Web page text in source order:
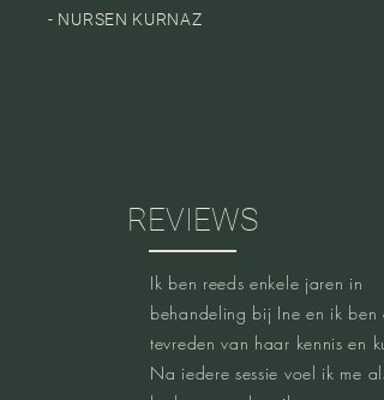
- NURSEN KURNAZ
REVIEWS
Ik ben reeds enkele jaren in
behandeling bij Ine en ik ben
tevreden van haar kennis en
Na iedere sessie voel ik me als